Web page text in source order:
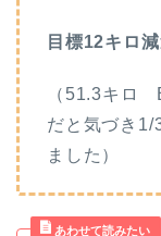
目標12キロ
（51.3キロ
だと気づき1/
ました）